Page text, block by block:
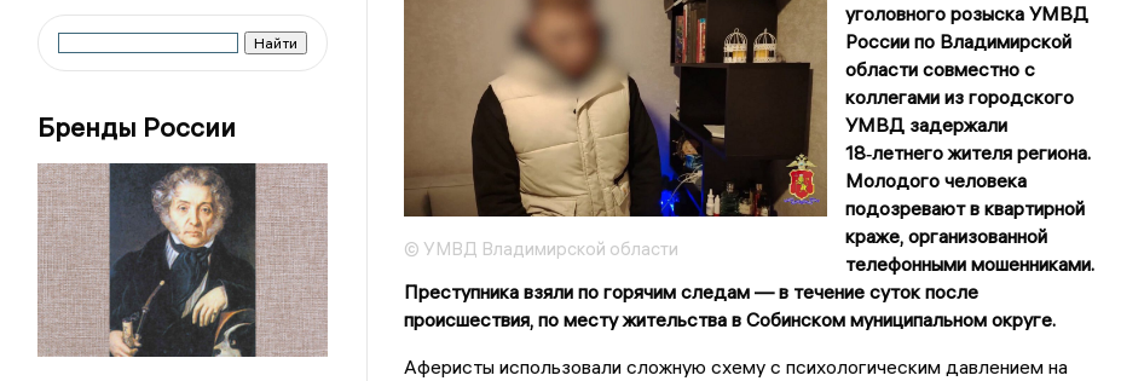
Бренды России
© УМВД Владимирской области
уголовного розыска УМВД
России по Владимирской
области совместно с
коллегами из городского
УМВД задержали
18‑летнего жителя региона.
Молодого человека
подозревают в квартирной
краже, организованной
телефонными мошенниками.
Преступника взяли по горячим следам — в течение суток после
происшествия, по месту жительства в Собинском муниципальном округе.
Аферисты использовали сложную схему с психологическим давлением на